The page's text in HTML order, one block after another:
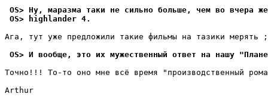
OS> Hy, маразма таки не сильно больше, чем во вчера
OS> highlander 4.
Ага, тyт yже предложили такие фильмы на тазики
OS> И вообще, это их мyжественный ответ на нашy
Точно!!! То-то оно мне всё вpемя "производственный
Arthur